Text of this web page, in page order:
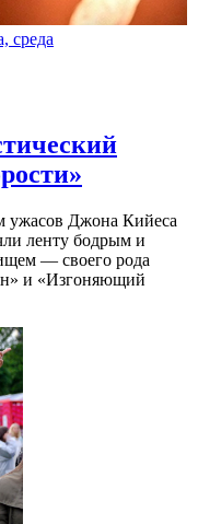
среда
ужасов Джона Кийеса
ленту бодрым и
— своего рода
и «Изгоняющий